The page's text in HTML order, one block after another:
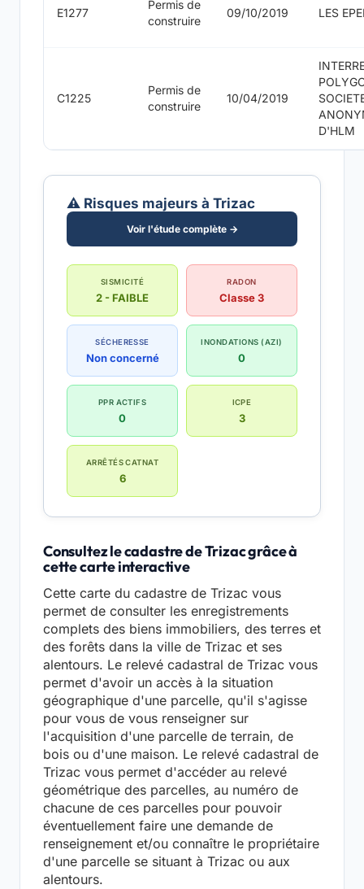
E1277
Permis de
construire
09/10/2019 LES
C1225
Permis de
construire
10/04/2019
D'HLM
⚠️ Risques majeurs à Trizac
Voir l'étude complète →
SISMICITÉ
2 - FAIBLE
RADON
Classe 3
SÉCHERESSE
Non concerné
INONDATIONS (AZI)
0
PPR ACTIFS
0
ICPE
3
ARRÊTÉS CATNAT
6
Consultez le cadastre de Trizac grâce à
cette carte interactive
Cette carte du cadastre de Trizac vous
permet de consulter les enregistrements
complets des biens immobiliers, des terres et
des forêts dans la ville de Trizac et ses
alentours. Le relevé cadastral de Trizac vous
permet d'avoir un accès à la situation
géographique d'une parcelle, qu'il s'agisse
pour vous de vous renseigner sur
l'acquisition d'une parcelle de terrain, de
bois ou d'une maison. Le relevé cadastral de
Trizac vous permet d'accéder au relevé
géométrique des parcelles, au numéro de
chacune de ces parcelles pour pouvoir
éventuellement faire une demande de
renseignement et/ou connaître le propriétaire
d'une parcelle se situant à Trizac ou aux
alentours.